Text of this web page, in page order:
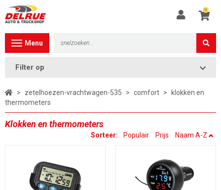
0
Toggle
Menu
Filter op
> zetelhoezen-vrachtwagen-535 > comfort >
klokken en
thermometers
Klokken en thermometers
Sorteer: Populair Prijs Naam A-Z